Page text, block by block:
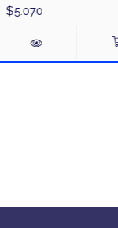
$5.070